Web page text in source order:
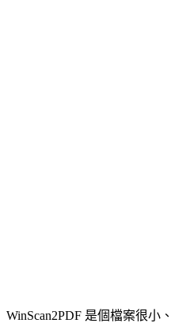
WinScan2PDF 是個檔案很小